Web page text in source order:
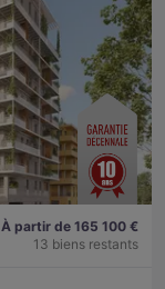
À partir de 165 100 €
13 biens restants